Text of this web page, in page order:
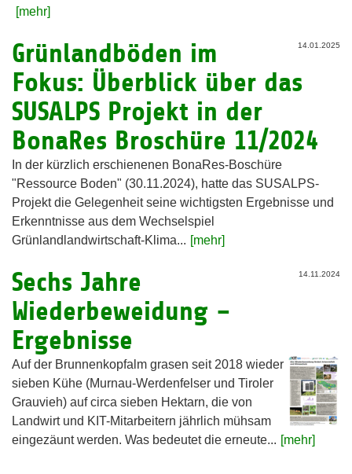
[mehr]
14.01.2025
Grünlandböden im
Fokus: Überblick über das
SUSALPS Projekt in der
BonaRes Broschüre 11/2024
In der kürzlich erschienenen BonaRes-Boschüre
"Ressource Boden" (30.11.2024), hatte das SUSALPS-
Projekt die Gelegenheit seine wichtigsten Ergebnisse und
Erkenntnisse aus dem Wechselspiel
Grünlandlandwirtschaft-Klima... [mehr]
14.11.2024
Sechs Jahre
Wiederbeweidung –
Ergebnisse
Auf der Brunnenkopfalm grasen seit 2018 wieder
sieben Kühe (Murnau-Werdenfelser und Tiroler
Grauvieh) auf circa sieben Hektarn, die von
Landwirt und KIT-Mitarbeitern jährlich mühsam
eingezäunt werden. Was bedeutet die erneute... [mehr]